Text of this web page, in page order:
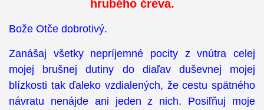
hrubého čreva.
Bože Otče dobrotivý.
Zanášaj všetky nepríjemné pocity z vnútra celej
mojej brušnej dutiny do diaľav duševnej mojej
blízkosti tak ďaleko vzdialených, že cestu spätného
návratu nenájde ani jeden z nich. Posiľňuj moje